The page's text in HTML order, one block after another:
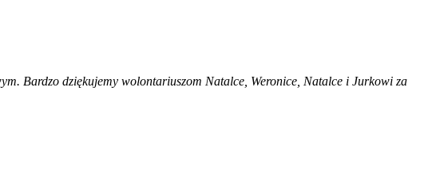
Bardzo dziękujemy wolontariuszom Natalce, Weronice, Natalce i Jurkowi za